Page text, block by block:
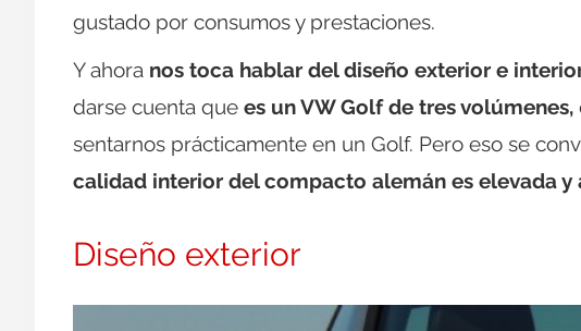
gustado por consumos y prestaciones.
Y ahora nos toca hablar del diseño exterior e
darse cuenta que es un VW Golf de tres volúmenes,
sentarnos prácticamente en un Golf. Pero eso se
calidad interior del compacto alemán es elevada
Diseño exterior